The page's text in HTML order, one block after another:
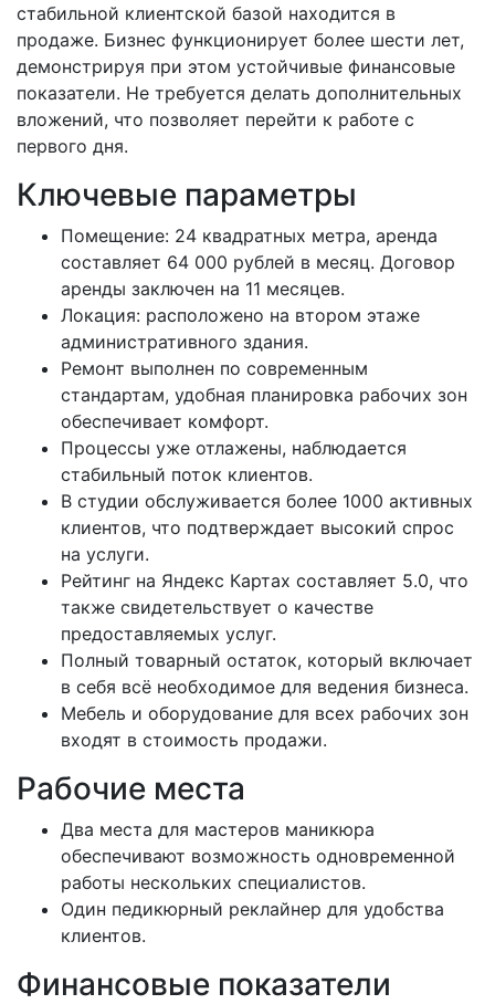
стабильной клиентской базой находится в
продаже. Бизнес функционирует более шести лет,
демонстрируя при этом устойчивые финансовые
показатели. Не требуется делать дополнительных
вложений, что позволяет перейти к работе с
первого дня.
Ключевые параметры
Помещение: 24 квадратных метра, аренда
составляет 64 000 рублей в месяц. Договор
аренды заключен на 11 месяцев.
Локация: расположено на втором этаже
административного здания.
Ремонт выполнен по современным
стандартам, удобная планировка рабочих зон
обеспечивает комфорт.
Процессы уже отлажены, наблюдается
стабильный поток клиентов.
В студии обслуживается более 1000 активных
клиентов, что подтверждает высокий спрос
на услуги.
Рейтинг на Яндекс Картах составляет 5.0, что
также свидетельствует о качестве
предоставляемых услуг.
Полный товарный остаток, который включает
в себя всё необходимое для ведения бизнеса.
Мебель и оборудование для всех рабочих зон
входят в стоимость продажи.
Рабочие места
Два места для мастеров маникюра
обеспечивают возможность одновременной
работы нескольких специалистов.
Один педикюрный реклайнер для удобства
клиентов.
Финансовые показатели